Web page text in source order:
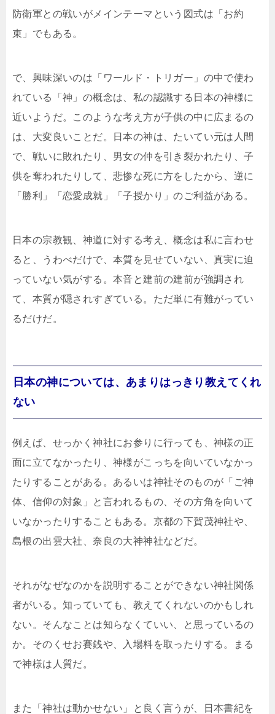
防衛軍との戦いがメインテーマという図式は「お約
束」でもある。
で、興味深いのは「ワールド・トリガー」の中で使わ
れている「神」の概念は、私の認識する日本の神様に
近いようだ。このような考え方が子供の中に広まるの
は、大変良いことだ。日本の神は、たいてい元は人間
で、戦いに敗れたり、男女の仲を引き裂かれたり、子
供を奪われたりして、悲惨な死に方をしたから、逆に
「勝利」「恋愛成就」「子授かり」のご利益がある。
日本の宗教観、神道に対する考え、概念は私に言わせ
ると、うわべだけで、本質を見せていない、真実に迫
っていない気がする。本音と建前の建前が強調され
て、本質が隠されすぎている。ただ単に有難がってい
るだけだ。
日本の神については、あまりはっきり教えてくれ
ない
例えば、せっかく神社にお参りに行っても、神様の正
面に立てなかったり、神様がこっちを向いていなかっ
たりすることがある。あるいは神社そのものが「ご神
体、信仰の対象」と言われるもの、その方角を向いて
いなかったりすることもある。京都の下賀茂神社や、
島根の出雲大社、奈良の大神神社などだ。
それがなぜなのかを説明することができない神社関係
者がいる。知っていても、教えてくれないのかもしれ
ない。そんなことは知らなくていい、と思っているの
か。そのくせお賽銭や、入場料を取ったりする。まる
で神様は人質だ。
また「神社は動かせない」と良く言うが、日本書紀を